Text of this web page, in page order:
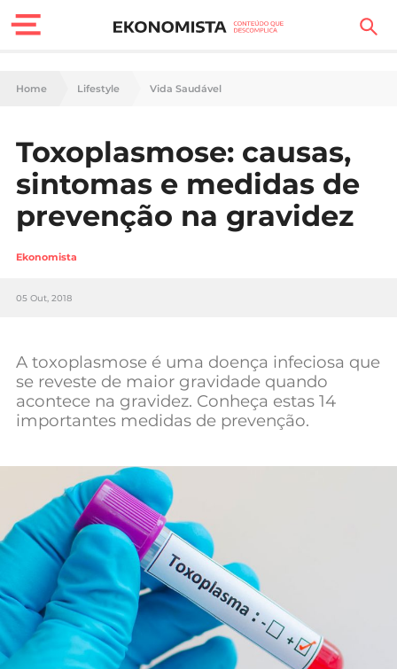
Finanças Pessoais
Carreira
Casa
Lifestyle
Sociedade
Negócios
Mundial 2026
Home Lifestyle Vida Saudável
Toxoplasmose: causas,
sintomas e medidas de
prevenção na gravidez
Ekonomista
05 Out, 2018
A toxoplasmose é uma doença infeciosa que
se reveste de maior gravidade quando
acontece na gravidez. Conheça estas 14
importantes medidas de prevenção.